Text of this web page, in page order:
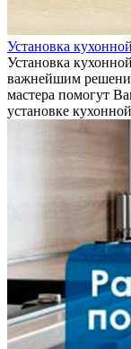
Установка
Установка
важнейшим
мастера помогут
установке